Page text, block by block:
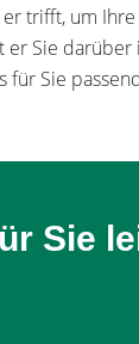
trifft, um
er Sie darüber
für Sie
Sie